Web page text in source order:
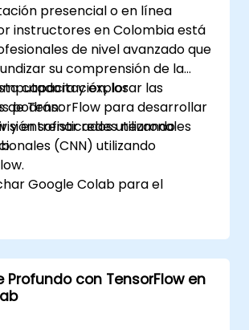
presencial o en línea
instructores en Colombia está
de nivel avanzado que
su comprensión de la
y explorar las
de TensorFlow para desarrollar
sofisticados utilizando
capacitación, los
podrán:
y entrenar redes neuronales
(CNN) utilizando
Google Colab para el
la nube.
técnicas de
de imágenes para
visión por computadora.
modelos de visión por
para aplicaciones del
Profundo con TensorFlow en